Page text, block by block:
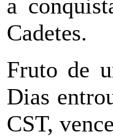
a
Cadetes.
Fruto de
Dias
CST,